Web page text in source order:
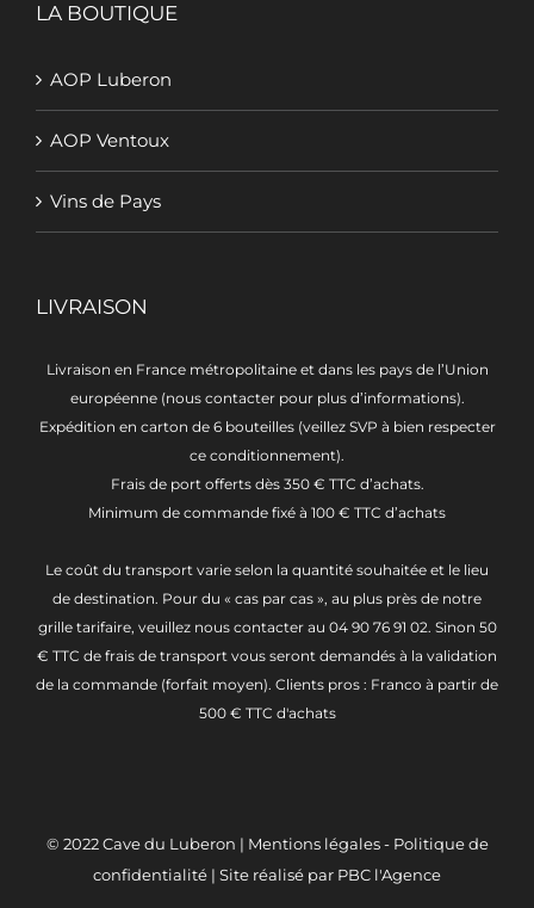
LA BOUTIQUE
AOP Luberon
AOP Ventoux
Vins de Pays
LIVRAISON
Livraison en France métropolitaine et dans les pays de l’Union
européenne (nous contacter pour plus d’informations).
Expédition en carton de 6 bouteilles (veillez SVP à bien respecter
ce conditionnement).
Frais de port offerts dès 350 € TTC d’achats.
Minimum de commande fixé à 100 € TTC d’achats
Le coût du transport varie selon la quantité souhaitée et le lieu
de destination. Pour du « cas par cas », au plus près de notre
grille tarifaire, veuillez nous contacter au 04 90 76 91 02. Sinon 50
€ TTC de frais de transport vous seront demandés à la validation
de la commande (forfait moyen). Clients pros : Franco à partir de
500 € TTC d'achats
© 2022Cave du Luberon | Mentions légales- Politique de
confidentialité | Site réalisé par PBC l'Agence